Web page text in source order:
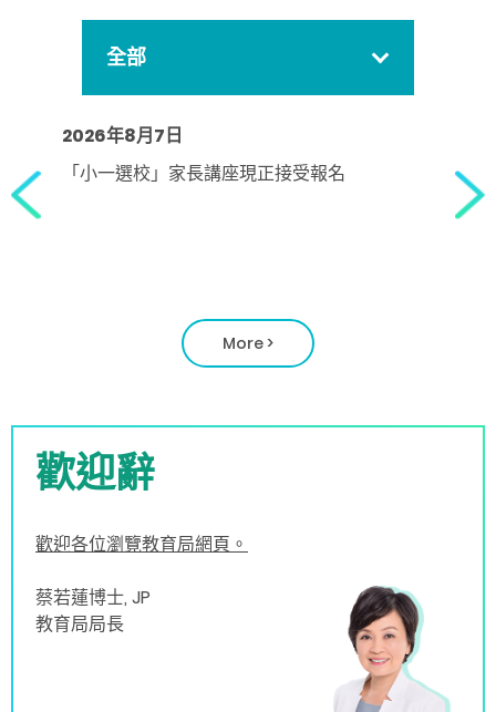
全部
2026年8月7日
「小一選校」家長講座現正接受報名
More>
歡迎辭
歡迎各位瀏覽教育局網頁。
蔡若蓮博士, JP
教育局局長